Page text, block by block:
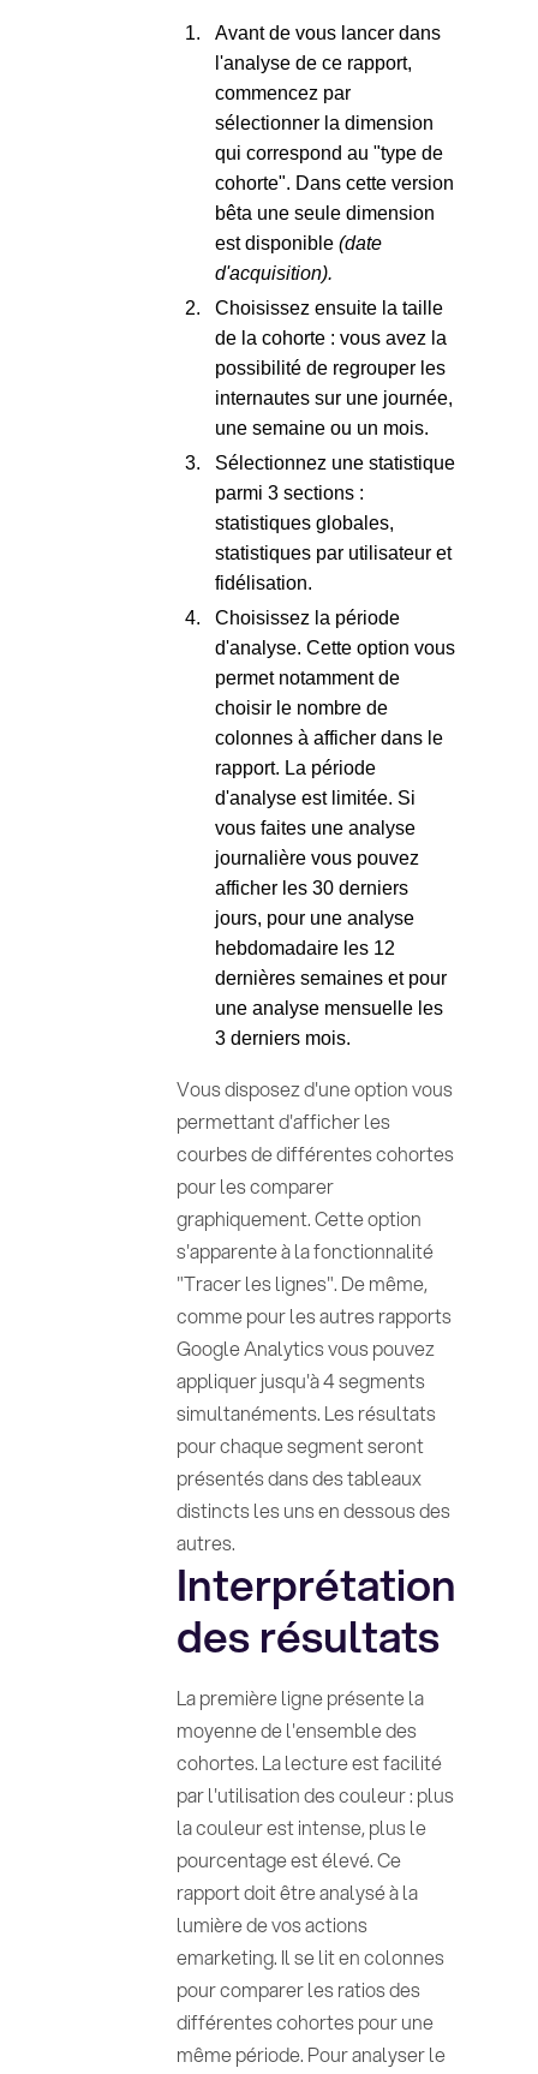
Avant de vous lancer dans
l'analyse de ce rapport,
commencez par
sélectionner la dimension
qui correspond au "type de
cohorte". Dans cette version
bêta une seule dimension
est disponible (date
d'acquisition).
Choisissez ensuite la taille
de la cohorte : vous avez la
possibilité de regrouper les
internautes sur une journée,
une semaine ou un mois.
Sélectionnez une statistique
parmi 3 sections :
statistiques globales,
statistiques par utilisateur et
fidélisation.
Choisissez la période
d'analyse. Cette option vous
permet notamment de
choisir le nombre de
colonnes à afficher dans le
rapport. La période
d'analyse est limitée. Si
vous faites une analyse
journalière vous pouvez
afficher les 30 derniers
jours, pour une analyse
hebdomadaire les 12
dernières semaines et pour
une analyse mensuelle les
3 derniers mois.
Vous disposez d'une option vous
permettant d'afficher les
courbes de différentes cohortes
pour les comparer
graphiquement. Cette option
s'apparente à la fonctionnalité
"Tracer les lignes". De même,
comme pour les autres rapports
Google Analytics vous pouvez
appliquer jusqu'à 4 segments
simultanéments. Les résultats
pour chaque segment seront
présentés dans des tableaux
distincts les uns en dessous des
autres.
Interprétation
des résultats
La première ligne présente la
moyenne de l'ensemble des
cohortes. La lecture est facilité
par l'utilisation des couleur : plus
la couleur est intense, plus le
pourcentage est élevé. Ce
rapport doit être analysé à la
lumière de vos actions
emarketing. Il se lit en colonnes
pour comparer les ratios des
différentes cohortes pour une
même période. Pour analyser le